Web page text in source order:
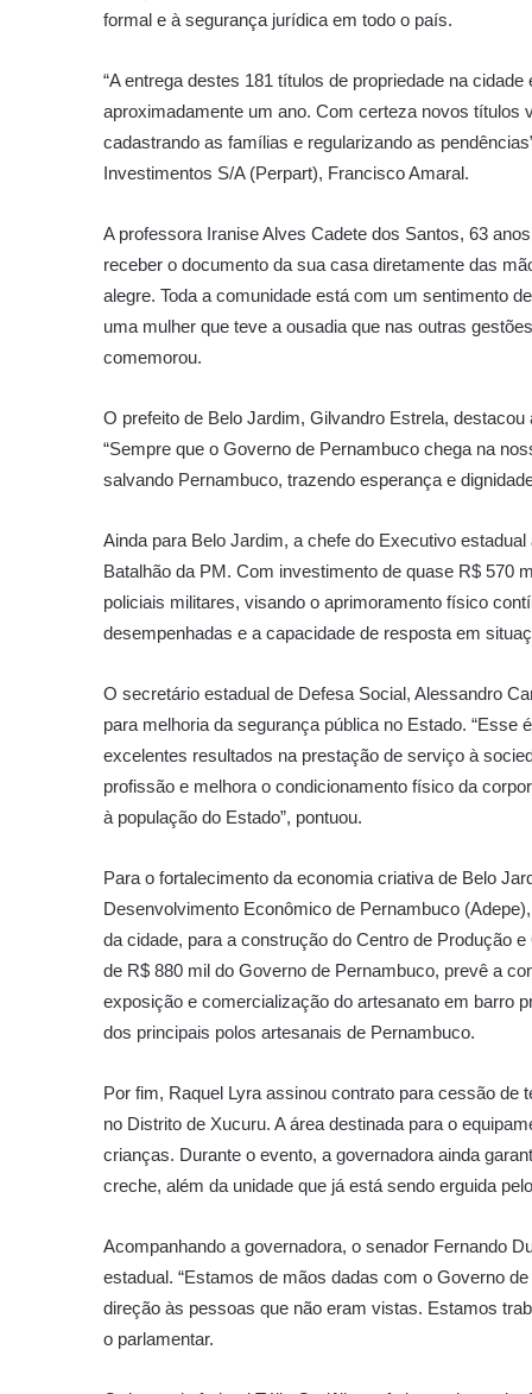
formal e à segurança jurídica em todo o país.
“A entrega destes 181 títulos de propriedade na
aproximadamente um ano. Com certeza novos títulos
cadastrando as famílias e regularizando as
Investimentos S/A (Perpart), Francisco Amaral.
A professora Iranise Alves Cadete dos Santos, 63
receber o documento da sua casa diretamente das
alegre. Toda a comunidade está com um sentimento
uma mulher que teve a ousadia que nas outras
comemorou.
O prefeito de Belo Jardim, Gilvandro Estrela,
“Sempre que o Governo de Pernambuco chega na
salvando Pernambuco, trazendo esperança e
Ainda para Belo Jardim, a chefe do Executivo
Batalhão da PM. Com investimento de quase R$ 570
policiais militares, visando o aprimoramento físico
desempenhadas e a capacidade de resposta em
O secretário estadual de Defesa Social, Alessandro
para melhoria da segurança pública no Estado.
excelentes resultados na prestação de serviço à
profissão e melhora o condicionamento físico da
à população do Estado”, pontuou.
Para o fortalecimento da economia criativa de Belo
Desenvolvimento Econômico de Pernambuco
da cidade, para a construção do Centro de Produção
de R$ 880 mil do Governo de Pernambuco, prevê a
exposição e comercialização do artesanato em barro
dos principais polos artesanais de Pernambuco.
Por fim, Raquel Lyra assinou contrato para cessão
no Distrito de Xucuru. A área destinada para o
crianças. Durante o evento, a governadora ainda
creche, além da unidade que já está sendo erguida
Acompanhando a governadora, o senador Fernando
estadual. “Estamos de mãos dadas com o Governo
direção às pessoas que não eram vistas. Estamos
o parlamentar.